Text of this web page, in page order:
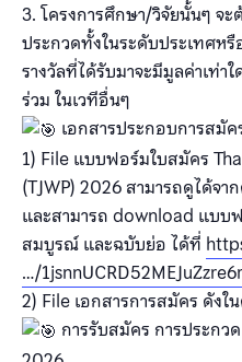
3. โครงการศึกษา/วิจัยนั้นๆ จะ
ประกวดทั้งในระดับประเทศห
รางวัลที่ได้รับมาจะมีมูลค่าเท่า
ร่วม ในเวทีอื่นๆ
เอกสารประกอบการสมัค
1) File แบบฟอร์มใบสมัคร
(TJWP) 2026 สามารถดูได้จ
และสามารถ download แบบ
สมบูรณ์ และฉบับย่อ ได้ที่
…/
2) File เอกสารการสมัคร ดังใ
การรับสมัคร การประกว